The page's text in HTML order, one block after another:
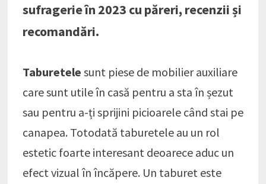
sufragerie în 2023 cu păreri, recenzii și
recomandări.
Taburetele sunt piese de mobilier auxiliare
care sunt utile în casă pentru a sta în șezut
sau pentru a-ți sprijini picioarele când stai pe
canapea. Totodată taburetele au un rol
estetic foarte interesant deoarece aduc un
efect vizual în încăpere. Un taburet este